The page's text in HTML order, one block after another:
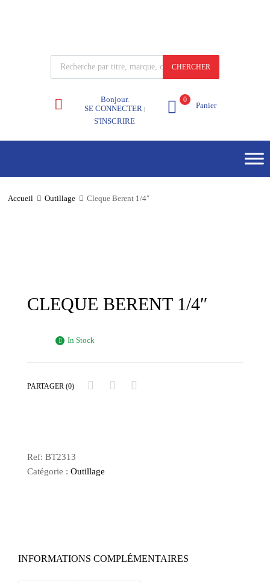
CHERCHER
Bonjour.
SE CONNECTER |
S'INSCRIRE
Panier
0
Accueil Outillage Cleque Berent 1/4″
CLEQUE BERENT 1/4″
In Stock
PARTAGER (0)
Ref: BT2313
Catégorie : Outillage
INFORMATIONS COMPLÉMENTAIRES